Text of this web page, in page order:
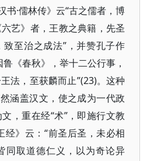
书·儒林传》云“古之儒者，博
艺》者，王教之典籍，先圣
至治之成法”，并赞孔子作
鲁《春秋》，举十二公行事，
法，至获麟而止”(23)。这种
涵盖汉文，使之成为一代政
，重在经“术”，即施行文教
经》云：“前圣后圣，未必相
同取道德仁义，以为奇论异